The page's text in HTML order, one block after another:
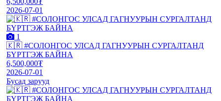
2026-07-01
1
🇰🇷 #СОЛОНГОС УЛСАД ГАГНУУРЫН СУРГАЛТАНД
БҮРТГЭЖ БАЙНА
6,500,000₮
2026-07-01
Бусад зарууд